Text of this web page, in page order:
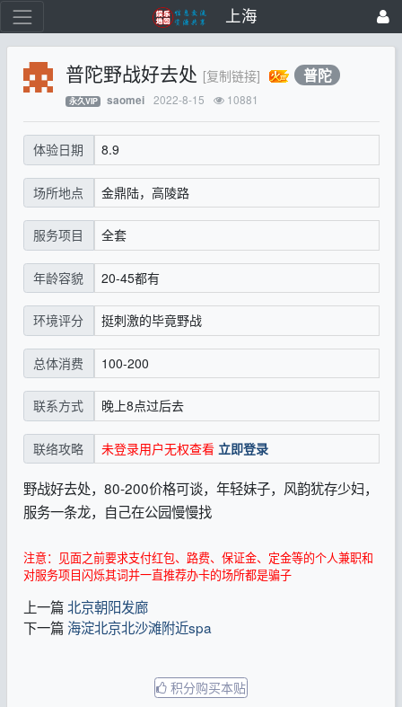
上海
普陀野战好去处 [复制链接] 普陀
永久VIP saomei 2022-8-15 10881
体验日期 8.9
场所地点 金鼎陆，高陵路
服务项目 全套
年龄容貌 20-45都有
环境评分 挺刺激的毕竟野战
总体消费 100-200
联系方式 晚上8点过后去
联络攻略 未登录用户无权查看 立即登录
野战好去处，80-200价格可谈，年轻妹子，风韵犹存少妇，
服务一条龙，自己在公园慢慢找
注意：见面之前要求支付红包、路费、保证金、定金等的个人兼职和
对服务项目闪烁其词并一直推荐办卡的场所都是骗子
上一篇 北京朝阳发廊
下一篇 海淀北京北沙滩附近spa
积分购买本贴